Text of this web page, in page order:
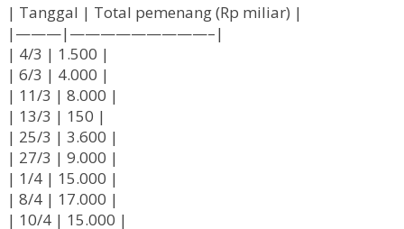
| Tanggal | Total pemenang (Rp miliar) |
|———|—————————–|
| 4/3 | 1.500 |
| 6/3 | 4.000 |
| 11/3 | 8.000 |
| 13/3 | 150 |
| 25/3 | 3.600 |
| 27/3 | 9.000 |
| 1/4 | 15.000 |
| 8/4 | 17.000 |
| 10/4 | 15.000 |